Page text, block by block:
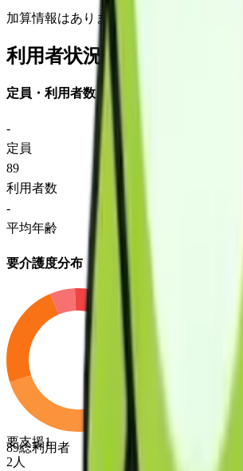
加算情報はありません
利用者状況
定員・利用者数
-
定員
89
利用者数
-
平均年齢
要介護度分布
89総利用者
要支援1
2 人